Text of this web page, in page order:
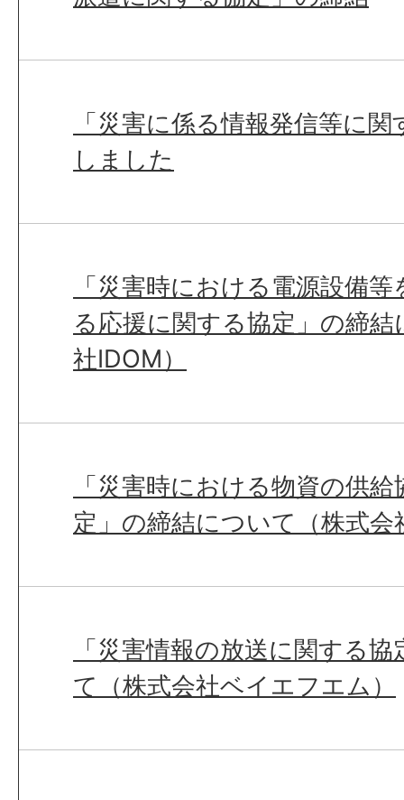
「災害に係る情報発信等に
しました
「災害時における電源設備
る応援に関する協定」の締
社IDOM）
「災害時における物資の供
定」の締結について（株式
「災害情報の放送に関する
て（株式会社ベイエフエム）